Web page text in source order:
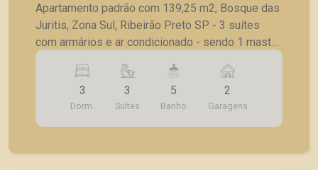
Apartamento padrão com 139,25 m2, Bosque das
Juritis, Zona Sul, Ribeirão Preto SP - 3 suítes
com armários e ar condicionado - sendo 1 master
com closet e sacada - sala para 2 ambientes com
painel e rack, cristaleira, ar condicionado -
varanda gourmet com churrasqueira, fechada em
vidro - lavabo - escritório - cozinha planejada -
lavanderia planejada - banheiro de serviço - laje
3
Dorm.
3
Suítes
5
Banho
2
Garagens